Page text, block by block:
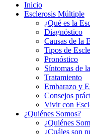
Inicio
Esclerosis Múltiple
¿Qué es la
Diagnóstico
Causas de la
Tipos de
Pronóstico
Síntomas de
Tratamiento
Embarazo y
Consejos
Vivir con
¿Quiénes Somos?
¿Quiénes
¿Cuáles son